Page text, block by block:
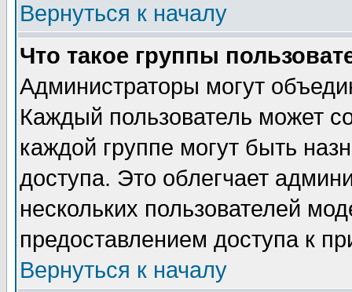
Вернуться к началу
Что такое группы
Администраторы могут
Каждый пользователь может
каждой группе могут быть
доступа. Это облегчает
нескольких пользователей
предоставлением доступа к
Вернуться к началу